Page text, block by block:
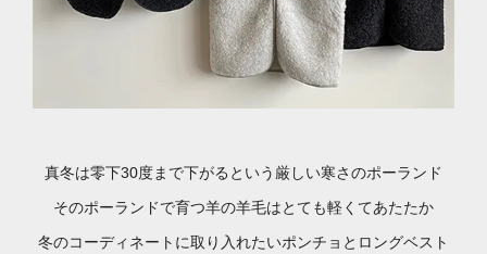
真冬は零下30度まで下がるという厳しい寒さのポーランド
そのポーランドで育つ羊の羊毛はとても軽くてあたたか
冬のコーディネートに取り入れたいポンチョとロングベスト